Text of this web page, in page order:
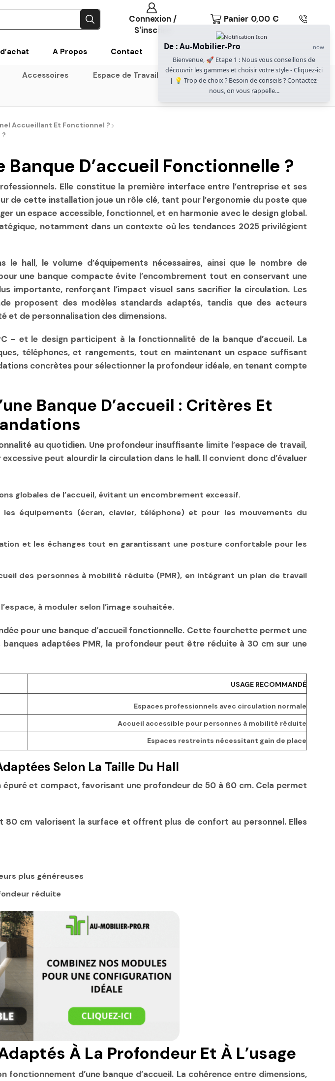
Connexion /
S'inscrire
Panier 0,00 €
A Propos Contact
Accessoires Espace de Travail Gammes Gautier Office
Accueillant Et Fonctionnel ?
Banque D’accueil Fonctionnelle ?
Elle constitue la première interface entre l’entreprise et ses
de cette installation joue un rôle clé, tant pour l’ergonomie du poste que
un espace accessible, fonctionnel, et en harmonie avec le design global.
notamment dans un contexte où les tendances 2025 privilégient
hall, le volume d’équipements nécessaires, ainsi que le nombre de
une banque compacte évite l’encombrement tout en conservant une
importante, renforçant l’impact visuel sans sacrifier la circulation. Les
proposent des modèles standards adaptés, tandis que des acteurs
et de personnalisation des dimensions.
– et le design participent à la fonctionnalité de la banque d’accueil. La
téléphones, et rangements, tout en maintenant un espace suffisant
concrètes pour sélectionner la profondeur idéale, en tenant compte
Banque D’accueil : Critères Et
au quotidien. Une profondeur insuffisante limite l’espace de travail,
peut alourdir la circulation dans le hall. Il convient donc d’évaluer
globales de l’accueil, évitant un encombrement excessif.
équipements (écran, clavier, téléphone) et pour les mouvements du
et les échanges tout en garantissant une posture confortable pour les
des personnes à mobilité réduite (PMR), en intégrant un plan de travail
à moduler selon l’image souhaitée.
pour une banque d’accueil fonctionnelle. Cette fourchette permet une
adaptées PMR, la profondeur peut être réduite à 30 cm sur une
USAGE RECOMMANDÉ
Espaces professionnels avec circulation normale
Accueil accessible pour personnes à mobilité réduite
Espaces restreints nécessitant gain de place
Selon La Taille Du Hall
épuré et compact, favorisant une profondeur de 50 à 60 cm. Cela permet
80 cm valorisent la surface et offrent plus de confort au personnel. Elles
plus généreuses
réduite
À La Profondeur Et À L’usage
d’une banque d’accueil. La cohérence entre dimensions,
De : Au-Mobilier-Pro now
Bienvenue, 🚀 Etape 1 : Nous vous conseillons de
découvrir les gammes et choisir votre style - Cliquez-ici
| 💡 Trop de choix ? Besoin de conseils ? Contactez-
nous, on vous rappelle...